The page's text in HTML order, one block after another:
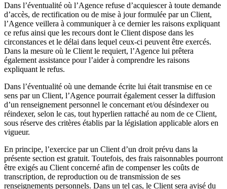
Dans l’éventualité où l’Agence refuse d’acquiescer à toute demande
d’accès, de rectification ou de mise à jour formulée par un Client,
l’Agence veillera à communiquer à ce dernier les raisons expliquant
ce refus ainsi que les recours dont le Client dispose dans les
circonstances et le délai dans lequel ceux-ci peuvent être exercés.
Dans la mesure où le Client le requiert, l’Agence lui prêtera
également assistance pour l’aider à comprendre les raisons
expliquant le refus.
Dans l’éventualité où une demande écrite lui était transmise en ce
sens par un Client, l’Agence pourrait également cesser la diffusion
d’un renseignement personnel le concernant et/ou désindexer ou
réindexer, selon le cas, tout hyperlien rattaché au nom de ce Client,
sous réserve des critères établis par la législation applicable alors en
vigueur.
En principe, l’exercice par un Client d’un droit prévu dans la
présente section est gratuit. Toutefois, des frais raisonnables pourront
être exigés au Client concerné afin de compenser les coûts de
transcription, de reproduction ou de transmission de ses
renseignements personnels. Dans un tel cas, le Client sera avisé du